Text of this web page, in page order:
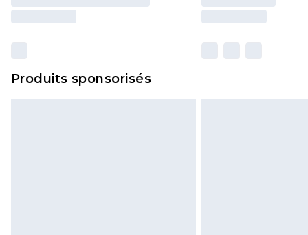
Produits sponsorisés